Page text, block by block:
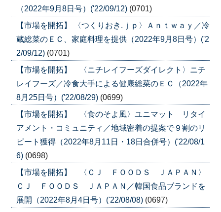
（2022年9月8日号）('22/09/12) (0701)
【市場を開拓】 〈つくりおき.ｊｐ〉Ａｎｔｗａｙ／冷
蔵総菜のＥＣ、家庭料理を提供（2022年9月8日号）('2
2/09/12) (0701)
【市場を開拓】 〈ニチレイフーズダイレクト〉ニチ
レイフーズ／冷食大手による健康総菜のＥＣ（2022年
8月25日号）('22/08/29) (0699)
【市場を開拓】 〈食のそよ風〉ユニマット リタイ
アメント・コミュニティ／地域密着の提案で９割のリ
ピート獲得（2022年8月11日・18日合併号）('22/08/1
6) (0698)
【市場を開拓】 〈ＣＪ ＦＯＯＤＳ ＪＡＰＡＮ〉
ＣＪ ＦＯＯＤＳ ＪＡＰＡＮ／韓国食品ブランドを
展開（2022年8月4日号）('22/08/08) (0697)